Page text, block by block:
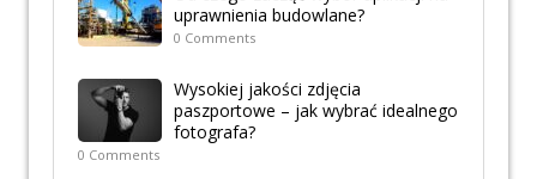
uprawnienia budowlane?
0 Comments
Wysokiej jakości zdjęcia
paszportowe – jak wybrać idealnego
fotografa?
0 Comments